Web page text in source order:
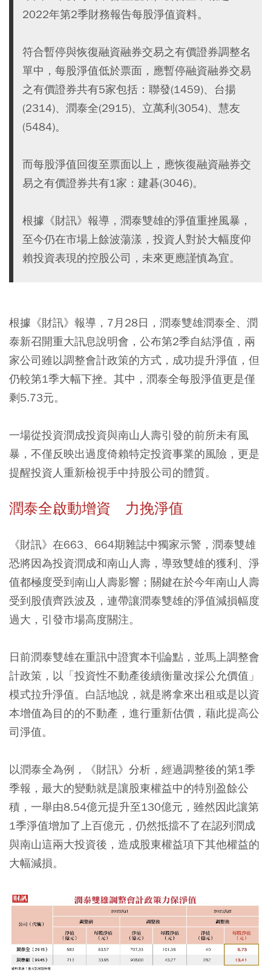
2022年第2季財務報告每股淨值資料。
符合暫停與恢復融資融券交易之有價證券調整名
單中，每股淨值低於票面，應暫停融資融券交易
之有價證券共有5家包括：聯發(1459)、台揚
(2314)、潤泰全(2915)、立萬利(3054)、慧友
(5484)。
而每股淨值回復至票面以上，應恢復融資融券交
易之有價證券共有1家：建碁(3046)。
根據《財訊》報導，潤泰雙雄的淨值重挫風暴，
至今仍在市場上餘波蕩漾，投資人對於大幅度仰
賴投資表現的控股公司，未來更應謹慎為宜。
根據《財訊》報導，7月28日，潤泰雙雄潤泰全、潤
泰新召開重大訊息說明會，公布第2季自結淨值，兩
家公司雖以調整會計政策的方式，成功提升淨值，但
仍較第1季大幅下挫。其中，潤泰全每股淨值更是僅
剩5.73元。
一場從投資潤成投資與南山人壽引發的前所未有風
暴，不僅反映出過度倚賴特定投資事業的風險，更是
提醒投資人重新檢視手中持股公司的體質。
潤泰全啟動增資 力挽淨值
《財訊》在663、664期雜誌中獨家示警，潤泰雙雄
恐將因為投資潤成和南山人壽，導致雙雄的獲利、淨
值都極度受到南山人壽影響；關鍵在於今年南山人壽
受到股債齊跌波及，連帶讓潤泰雙雄的淨值減損幅度
過大，引發市場高度關注。
日前潤泰雙雄在重訊中證實本刊論點，並馬上調整會
計政策，以「投資性不動產後續衡量改採公允價值」
模式拉升淨值。白話地說，就是將拿來出租或是以資
本增值為目的的不動產，進行重新估價，藉此提高公
司淨值。
以潤泰全為例，《財訊》分析，經過調整後的第1季
季報，最大的變動就是讓股東權益中的特別盈餘公
積，一舉由8.54億元提升至130億元，雖然因此讓第
1季淨值增加了上百億元，仍然抵擋不了在認列潤成
與南山這兩大投資後，造成股東權益項下其他權益的
大幅減損。